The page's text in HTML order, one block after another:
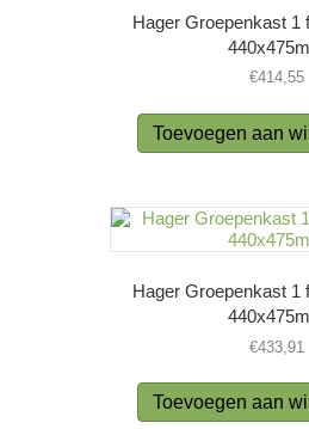
Hager Groepenkast 1
€414,55
Toevoegen aan
Hager Groepenkast 1
€433,91
Toevoegen aan